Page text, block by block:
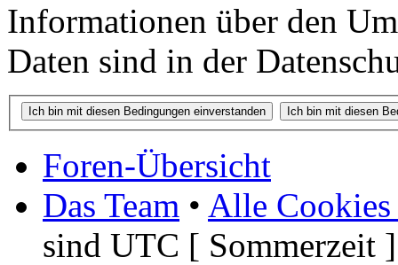
Informationen über den
Daten sind in der
Foren-Übersicht
Das Team • Alle Cookies
sind UTC [ Sommerzeit ]